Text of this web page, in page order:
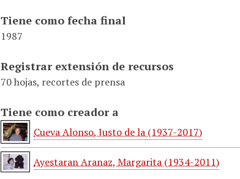
Tiene como fecha final
1987
Registrar extensión de recursos
70 hojas, recortes de prensa
Tiene como creador a
Cueva Alonso, Justo de la (1937-2017)
Ayestaran Aranaz, Margarita (1934-2011)